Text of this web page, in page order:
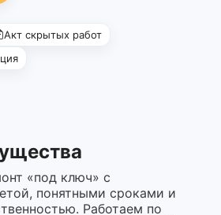
Акт скрытых работ
«под ключ» с
понятными сроками и
Работаем по